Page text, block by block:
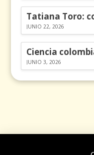
JUNIO 22, 2026
JUNIO 3, 2026